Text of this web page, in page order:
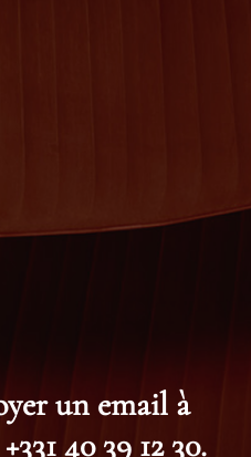
un email à
40 39 12 30.